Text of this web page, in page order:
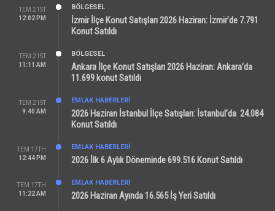
TEM 21ST
12:02 PM
BÖLGESEL
İzmir İlçe Konut Satışları 2026 Haziran: İzmir’de 7.791
Konut Satıldı
TEM 21ST
11:11 AM
BÖLGESEL
Ankara İlçe Konut Satışları 2026 Haziran: Ankara’da
11.699 konut Satıldı
TEM 21ST
9:40 AM
EMLAK HABERLERI
2026 Haziran İstanbul İlçe Satışları: İstanbul’da 24.084
Konut Satıldı
TEM 17TH
12:44 PM
EMLAK HABERLERI
2026 İlk 6 Aylık Döneminde 699.516 Konut Satıldı
TEM 17TH
11:22 AM
EMLAK HABERLERI
2026 Haziran Ayında 16.565 İş Yeri Satıldı